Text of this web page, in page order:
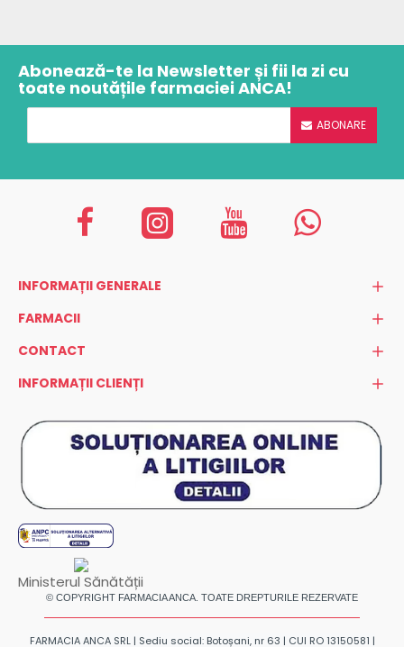
Abonează-te la Newsletter și fii la zi cu
toate noutățile farmaciei ANCA!
ABONARE
INFORMAȚII GENERALE
FARMACII
CONTACT
INFORMAȚII CLIENȚI
Ministerul Sănătății
© COPYRIGHT FARMACIA ANCA. TOATE DREPTURILE REZERVATE
FARMACIA ANCA SRL | Sediu social: Botoșani, nr 63 | CUI RO 13150581 |